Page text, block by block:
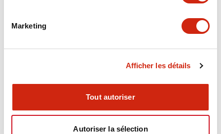
Marketing
Afficher les détails
Tout autoriser
Autoriser la sélection